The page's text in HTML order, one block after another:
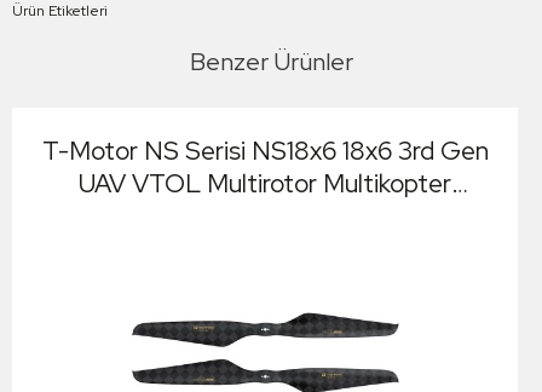
Ürün Etiketleri
Benzer Ürünler
T-Motor NS Serisi NS18x6 18x6 3rd Gen
UAV VTOL Multirotor Multikopter